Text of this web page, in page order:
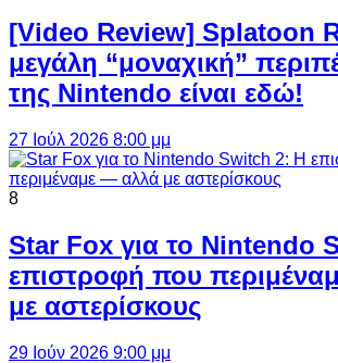
[Video Review] Splatoon
μεγάλη “μοναχική”
της Nintendo είναι εδώ!
27 Ιούλ 2026 8:00 μμ
8
Star Fox για το Nintendo
επιστροφή που
με αστερίσκους
29 Ιούν 2026 9:00 μμ